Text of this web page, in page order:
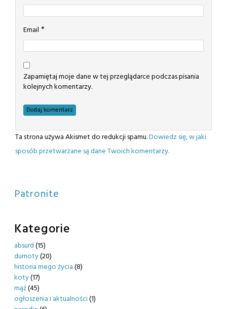
Email *
Zapamiętaj moje dane w tej przeglądarce podczas pisania
kolejnych komentarzy.
Ta strona używa Akismet do redukcji spamu.Dowiedz się, w jaki
sposób przetwarzane są dane Twoich komentarzy.
Patronite
Kategorie
absurd(15)
durnoty(20)
historia mego życia(8)
koty(17)
mąż(45)
ogłoszenia i aktualności(1)